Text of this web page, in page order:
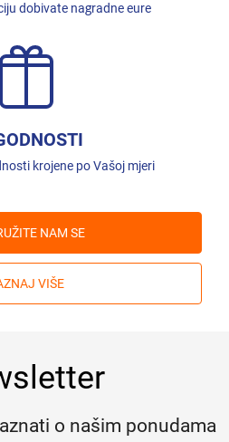
dobivate nagradne eure
krojene po Vašoj mjeri
NAM SE
VIŠE
o našim ponudama